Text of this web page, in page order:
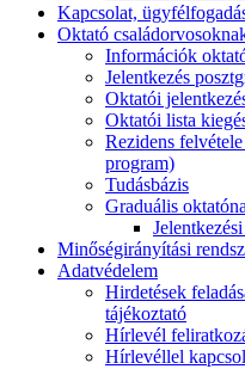
Kapcsolat,
Oktató
Információk
Jelentkezés
Oktatói
Oktatói lista
Rezidens
program)
Tudásbázis
Graduális
Minőségirányítási
Adatvédelem
Hirdetések
tájékoztató
Hírlevél
Hírlevéllel